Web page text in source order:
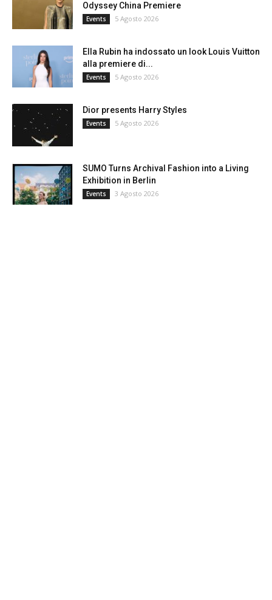
Odyssey China Premiere
Events 5 Agosto 2026
Ella Rubin ha indossato un look Louis Vuitton
alla premiere di...
Events 5 Agosto 2026
Dior presents Harry Styles
Events 5 Agosto 2026
SUMO Turns Archival Fashion into a Living
Exhibition in Berlin
Events 3 Agosto 2026